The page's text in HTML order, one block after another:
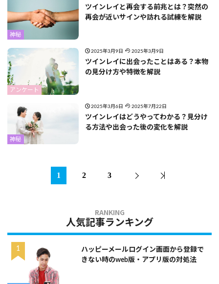
神秘
ツインレイと再会する前兆とは？突然の
再会が近いサインや訪れる試練を解説
アンケート
2025年3月9日 2025年3月9日
ツインレイに出会ったことはある？本物
の見分け方や特徴を解説
神秘
2025年3月6日 2025年7月22日
ツインレイはどうやってわかる？見分け
る方法や出会った後の変化を解説
1 2 3
人気記事ランキング
ハッピーメールログイン画面から登録で
きない時のweb版・アプリ版の対処法